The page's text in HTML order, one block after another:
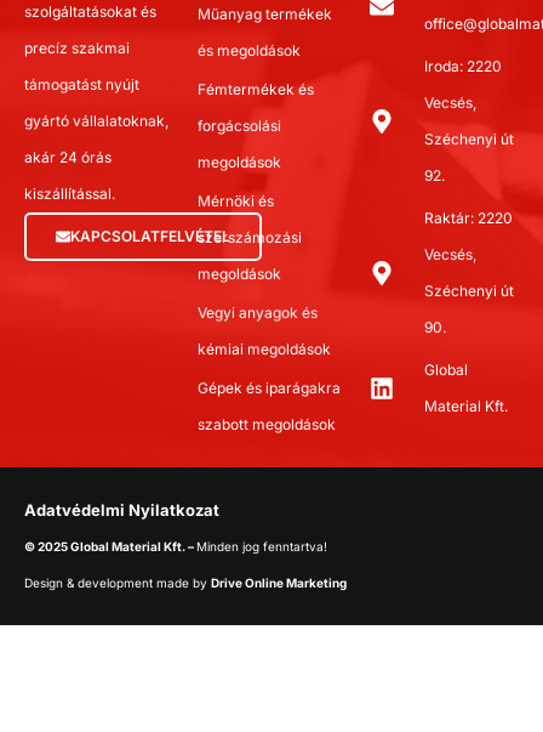
szolgáltatásokat és
precíz szakmai
támogatást nyújt
gyártó vállalatoknak,
akár 24 órás
kiszállítással.
KAPCSOLATFELVÉTEL
Műanyag termékek
és megoldások
Fémtermékek és
forgácsolási
megoldások
Mérnöki és
szerszámozási
megoldások
Vegyi anyagok és
kémiai megoldások
Gépek és iparágakra
szabott megoldások
Iroda: 2220
Vecsés,
Széchenyi út
92.
Raktár: 2220
Vecsés,
Széchenyi út
90.
Global
Material Kft.
Adatvédelmi Nyilatkozat
© 2025 Global Material Kft. –Minden jog fenntartva!
Design & development made by Drive Online Marketing